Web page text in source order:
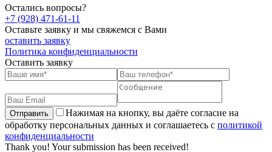
Остались вопросы?
+7 (928) 471-61-11
Оставьте заявку и мы свяжемся с Вами
оставить заявку
Политика конфиденциальности
Оставить заявку
Нажимая на кнопку, вы даёте согласие на
обработку персональных данных и соглашаетесь с политикой
конфиденциальности
Thank you! Your submission has been received!